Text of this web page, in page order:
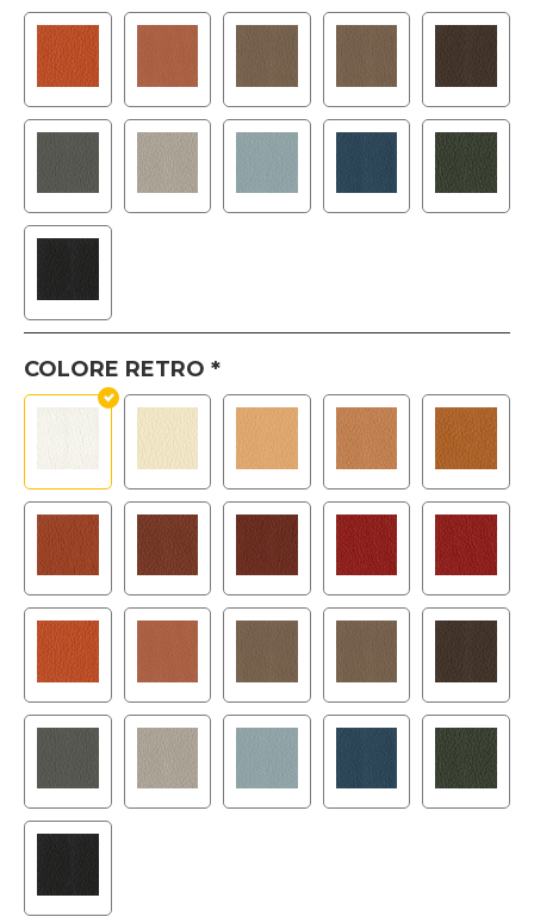
COLORE RETRO *